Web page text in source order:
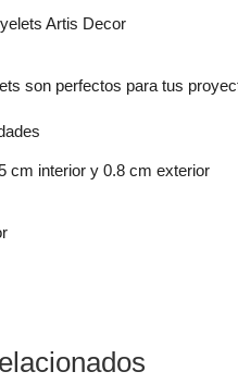
Artis Decor
son perfectos para tus
cm interior y 0.8 cm exterior